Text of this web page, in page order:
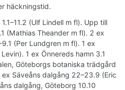
häckningstid.
(Ulf Lindell m fl). Upp till
(Mathias Theander m fl). 2 ex
(Per Lundgren m fl). 1 ex
1 ex Önnereds hamn 3.1
Göteborgs botaniska trädgård
ex Säveåns dalgång 22–23.9 (Eric
dalgång, Göteborg 10.10